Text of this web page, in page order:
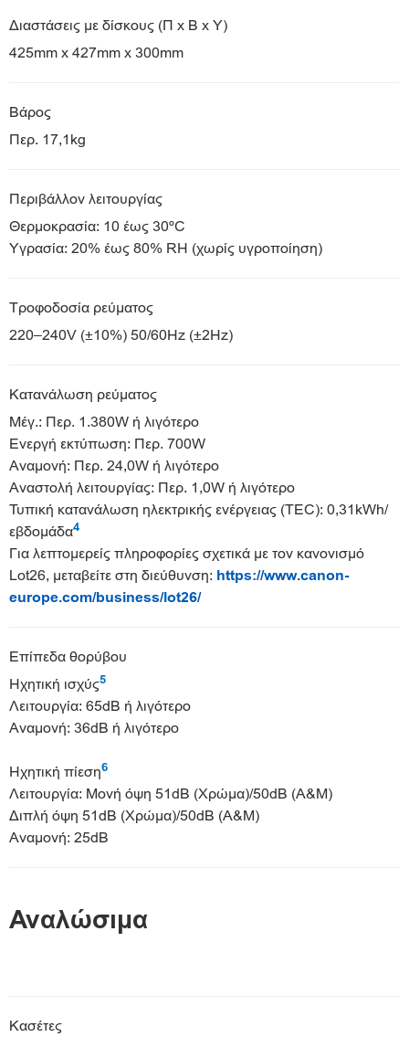
Διαστάσεις με δίσκους (Π x Β x Υ)
425mm x 427mm x 300mm
Βάρος
Περ. 17,1kg
Περιβάλλον λειτουργίας
Θερμοκρασία: 10 έως 30ºC
Υγρασία: 20% έως 80% RH (χωρίς υγροποίηση)
Τροφοδοσία ρεύματος
220–240V (±10%) 50/60Hz (±2Hz)
Κατανάλωση ρεύματος
Μέγ.: Περ. 1.380W ή λιγότερο
Ενεργή εκτύπωση: Περ. 700W
Αναμονή: Περ. 24,0W ή λιγότερο
Αναστολή λειτουργίας: Περ. 1,0W ή λιγότερο
Τυπική κατανάλωση ηλεκτρικής ενέργειας (TEC): 0,31kWh/
εβδομάδα4
Για λεπτομερείς πληροφορίες σχετικά με τον κανονισμό
Lot26, μεταβείτε στη διεύθυνση: https://www.canon-
europe.com/business/lot26/
Επίπεδα θορύβου
Ηχητική ισχύς5
Λειτουργία: 65dB ή λιγότερο
Αναμονή: 36dB ή λιγότερο
Ηχητική πίεση6
Λειτουργία: Μονή όψη 51dB (Χρώμα)/50dB (Α&Μ)
Διπλή όψη 51dB (Χρώμα)/50dB (Α&Μ)
Αναμονή: 25dB
Αναλώσιμα
Κασέτες